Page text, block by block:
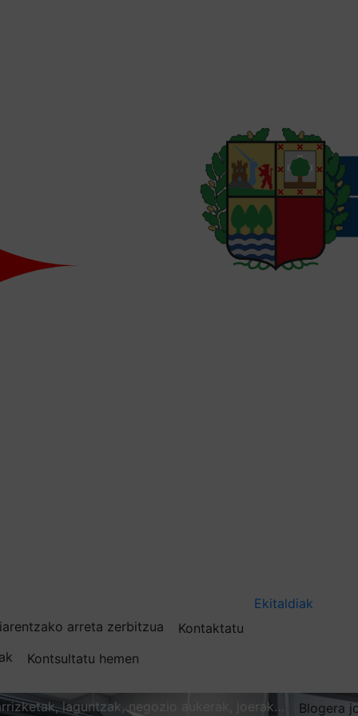
arreta zerbitzua
Kontaktatu
Kontsultatu hemen
Ekitaldiak
laguntzak, negozio aukerak, joerak… Blogera